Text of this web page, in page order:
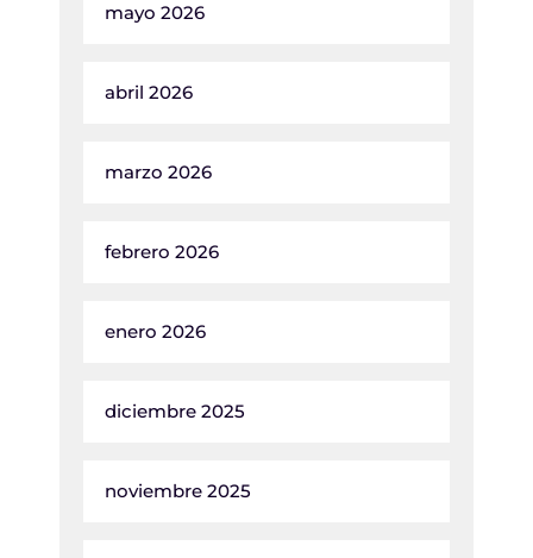
mayo 2026
abril 2026
marzo 2026
febrero 2026
enero 2026
diciembre 2025
noviembre 2025